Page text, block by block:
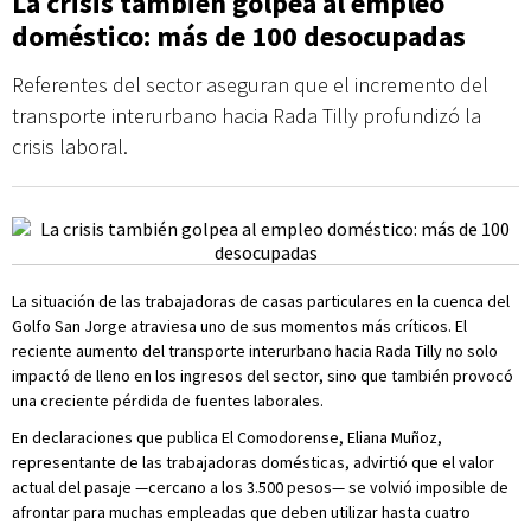
doméstico: más de 100 desocupadas
Referentes del sector aseguran que el incremento del
transporte interurbano hacia Rada Tilly profundizó la
crisis laboral.
La situación de las trabajadoras de casas particulares en la cuenca del
Golfo San Jorge atraviesa uno de sus momentos más críticos. El
reciente aumento del transporte interurbano hacia Rada Tilly no solo
impactó de lleno en los ingresos del sector, sino que también provocó
una creciente pérdida de fuentes laborales.
En declaraciones que publica El Comodorense, Eliana Muñoz,
representante de las trabajadoras domésticas, advirtió que el valor
actual del pasaje —cercano a los 3.500 pesos— se volvió imposible de
afrontar para muchas empleadas que deben utilizar hasta cuatro